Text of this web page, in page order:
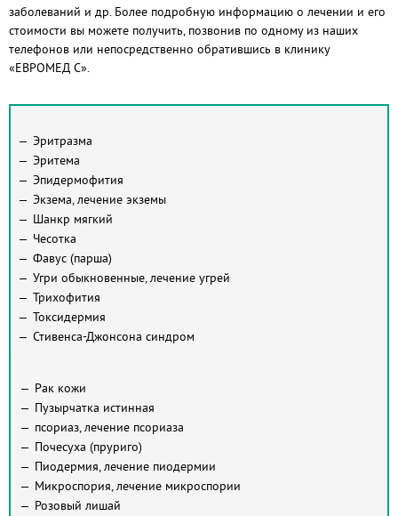
заболеваний и др. Более подробную информацию о лечении и его
стоимости вы можете получить, позвонив по одному из наших
телефонов или непосредственно обратившись в клинику
«ЕВРОМЕД С».
Эритразма
Эритема
Эпидермофития
Экзема, лечение экземы
Шанкр мягкий
Чесотка
Фавус (парша)
Угри обыкновенные, лечение угрей
Трихофития
Токсидермия
Стивенса-Джонсона синдром
Рак кожи
Пузырчатка истинная
псориаз, лечение псориаза
Почесуха (пруриго)
Пиодермия, лечение пиодермии
Микроспория, лечение микроспории
Розовый лишай